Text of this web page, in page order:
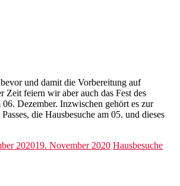
und damit die Vorbereitung auf
Zeit feiern wir aber auch das Fest des
Dezember. Inzwischen gehört es zur
die Hausbesuche am 05. und dieses
202019. November 2020 Hausbesuche